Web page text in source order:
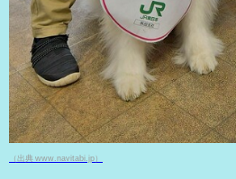
（出典 www.navitabi.jp）